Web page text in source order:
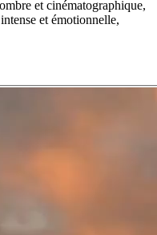
et cinématographique,
et émotionnelle,